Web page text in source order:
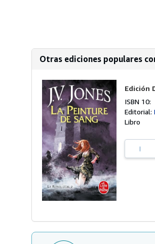
Otras ediciones populares
Edición
ISBN 10:
Editorial:
Libro